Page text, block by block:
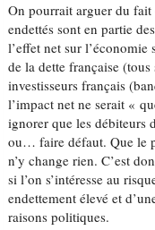
On pourrait arguer du fait
endettés sont en partie
l’effet net sur
de la dette française
investisseurs français
l’impact net ne serait «
ignorer que les débiteurs
ou… faire défaut. Que le
n’y change rien. C’est
si l’on s’intéresse au
endettement élevé et
raisons politiques.